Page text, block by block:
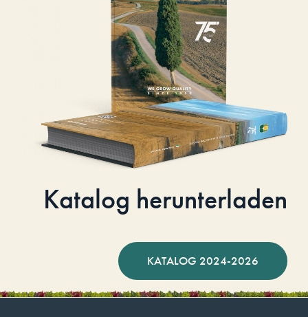
Katalog herunterladen
KATALOG 2024-2026